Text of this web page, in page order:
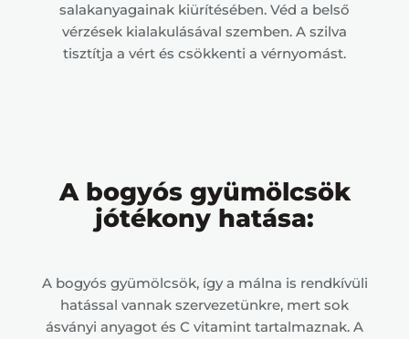
salakanyagainak kiürítésében. Véd a belső
vérzések kialakulásával szemben. A szilva
tisztítja a vért és csökkenti a vérnyomást.
A bogyós gyümölcsök
jótékony hatása:
A bogyós gyümölcsök, így a málna is rendkívüli
hatással vannak szervezetünkre, mert sok
ásványi anyagot és C vitamint tartalmaznak. A